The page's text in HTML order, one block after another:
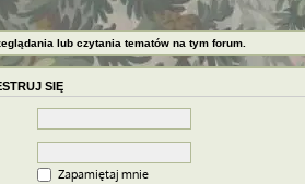
lub czytania tematów na tym forum.
SIĘ
Zapamiętaj mnie